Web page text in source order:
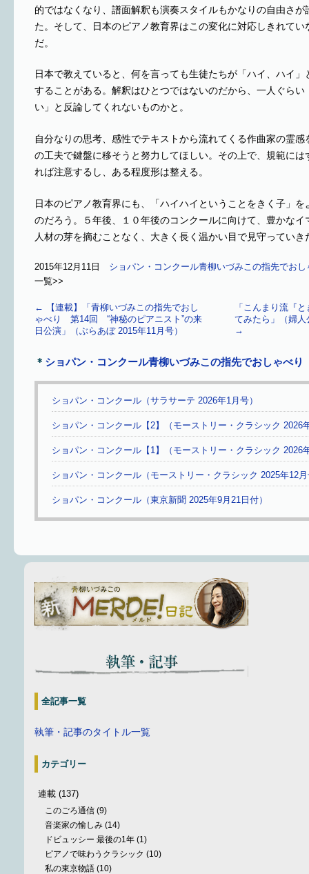
的ではなくなり、譜面解釈も演奏スタイルもかなりの自由さが
た。そして、日本のピアノ教育界はこの変化に対応しきれてい
だ。
日本で教えていると、何を言っても生徒たちが「ハイ、ハイ
することがある。解釈はひとつではないのだから、一人ぐらい
い」と反論してくれないものかと。
自分なりの思考、感性でテキストから流れてくる作曲家の霊
の工夫で鍵盤に移そうと努力してほしい。その上で、規範には
れば注意するし、ある程度形は整える。
日本のピアノ教育界にも、「ハイハイということをきく子」
のだろう。５年後、１０年後のコンクールに向けて、豊かなイ
人材の芽を摘むことなく、大きく長く温かい目で見守ってい
2015年12月11日 ショパン・コンクール青柳いづみこの指先でお
一覧>>
←
【連載】「青柳いづみこの指先でおし
ゃべり 第14回 “神秘のピアニスト”の来
日公演」（ぶらあぼ 2015年11月号）
「こんまり流『
てみたら」（婦人
→
＊ ショパン・コンクール青柳いづみこの指先でおしゃべ
ショパン・コンクール（サラサーテ 2026年1月号）
ショパン・コンクール【2】（モーストリー・クラシック 2026
ショパン・コンクール【1】（モーストリー・クラシック 2026
ショパン・コンクール（モーストリー・クラシック 2025年12
ショパン・コンクール（東京新聞 2025年9月21日付）
全記事一覧
執筆・記事のタイトル一覧
カテゴリー
連載 (137)
このごろ通信 (9)
音楽家の愉しみ (14)
ドビュッシー 最後の1年 (1)
ピアノで味わうクラシック (10)
私の東京物語 (10)